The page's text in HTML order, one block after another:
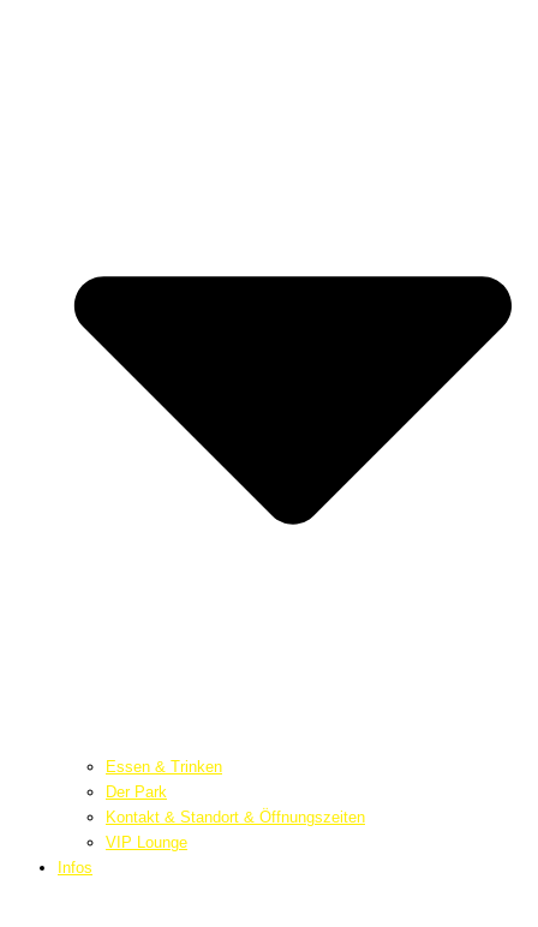
Essen & Trinken
Der Park
Kontakt & Standort & Öffnungszeiten
VIP Lounge
Infos